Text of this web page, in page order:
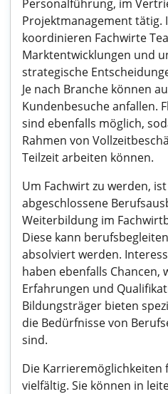
Personalführung, im
Projektmanagement tätig.
koordinieren Fachwirte
Marktentwicklungen und
strategische
Je nach Branche können
Kundenbesuche anfallen.
sind ebenfalls möglich,
Rahmen von
Teilzeit arbeiten können.
Um Fachwirt zu werden,
abgeschlossene
Weiterbildung im
Diese kann
absolviert werden.
haben ebenfalls Chancen,
Erfahrungen und
Bildungsträger bieten
die Bedürfnisse von
sind.
Die Karrieremöglichkeiten
vielfältig. Sie können in